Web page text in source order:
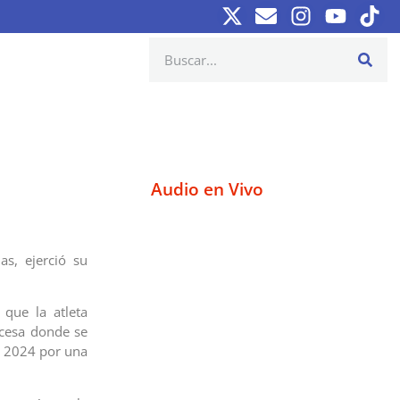
ejerció su
la atleta
donde se
2024 por una
Audio en Vivo